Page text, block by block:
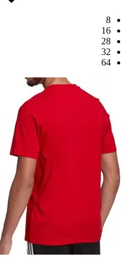
8
16
28
32
64